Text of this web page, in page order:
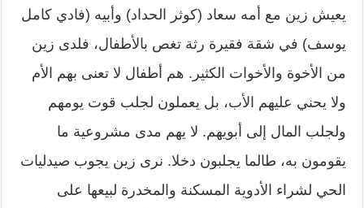
يعيش زين مع أمه سعاد (كوثر الحداد) وأبيه (فادي كامل
يوسف) في شقة فقيرة رثة تغص بالأطفال، فلدى زين
من الأخوة والأخوات الكثير. هم أطفال لا تعنى بهم الأم
ولا يحني عليهم الأب، بل يعملون لجلب قوت يومهم
ولجلب المال إلى أبويهم. لا يهم مدى مشروعية ما
يقومون به، طالما يجلبون دخلا. نرى زين يجوب صيدليات
الحي لشراء الأدوية المسكنة والمخدرة لبيعها على